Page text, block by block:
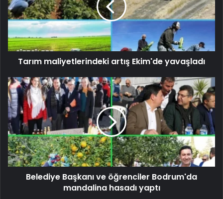
Tarım maliyetlerindeki artış Ekim'de yavaşladı
Belediye Başkanı ve öğrenciler Bodrum'da
mandalina hasadı yaptı